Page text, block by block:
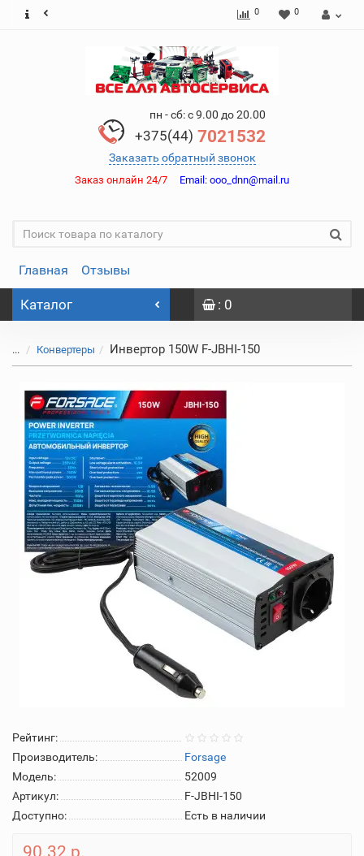
0 0
пн - сб: с 9.00 до 20.00
+375(44) 7021532
Заказать обратный звонок
Заказ онлайн 24/7 Email: ooo_dnn@mail.ru
Главная Отзывы
Каталог : 0
... Конвертеры Инвертор 150W F-JBHI-150
Рейтинг:
Производитель:
Forsage
Модель:
52009
Артикул:
F-JBHI-150
Доступно:
Есть в наличии
90.32 р.